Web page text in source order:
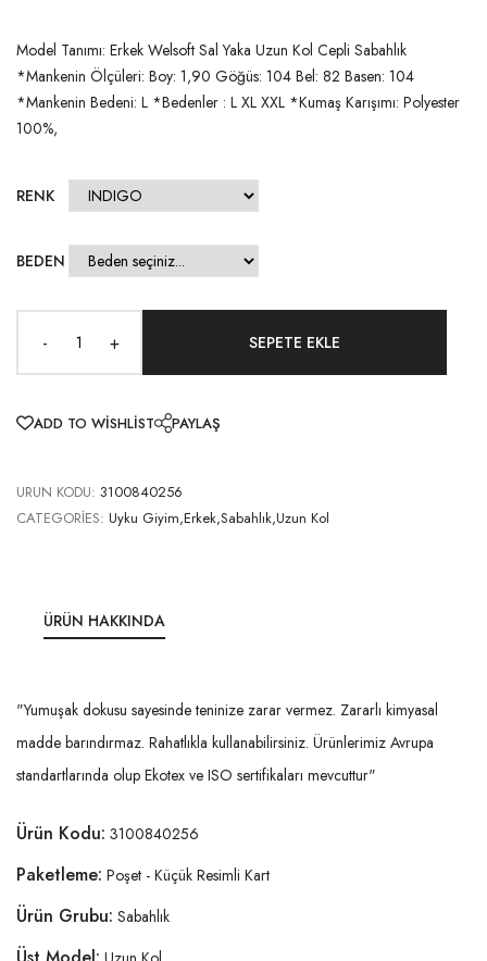
Model Tanımı: Erkek Welsoft Sal Yaka Uzun Kol Cepli Sabahlık
*Mankenin Ölçüleri: Boy: 1,90 Göğüs: 104 Bel: 82 Basen: 104
*Mankenin Bedeni: L *Bedenler : L XL XXL *Kumaş Karışımı: Polyester
100%,
RENK
BEDEN
- +
ADD TO WISHLIST PAYLAŞ
URUN KODU: 3100840256
CATEGORIES: Uyku Giyim,Erkek,Sabahlık,Uzun Kol
ÜRÜN HAKKINDA
"Yumuşak dokusu sayesinde teninize zarar vermez. Zararlı kimyasal
madde barındırmaz. Rahatlıkla kullanabilirsiniz. Ürünlerimiz Avrupa
standartlarında olup Ekotex ve ISO sertifikaları mevcuttur"
Ürün Kodu: 3100840256
Paketleme: Poşet - Küçük Resimli Kart
Ürün Grubu: Sabahlık